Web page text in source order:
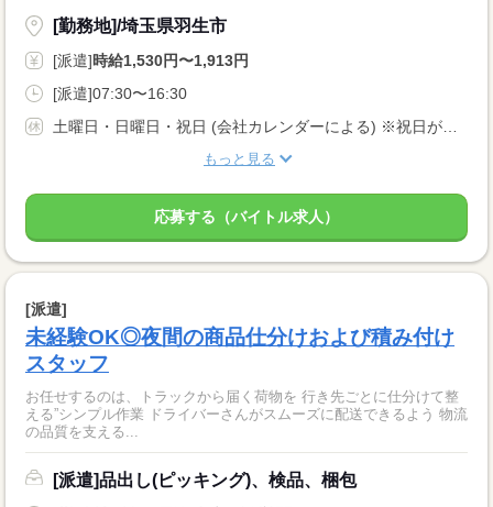
[勤務地]/埼玉県羽生市
[派遣]時給1,530円〜1,913円
[派遣]07:30〜16:30
もっと見る
応募する（バイトル求人）
[派遣]
未経験OK◎夜間の商品仕分けおよび積み付け
スタッフ
お任せするのは、トラックから届く荷物を 行き先ごとに仕分けて整
える”シンプル作業 ドライバーさんがスムーズに配送できるよう 物流
の品質を支える...
[派遣]品出し(ピッキング)、検品、梱包